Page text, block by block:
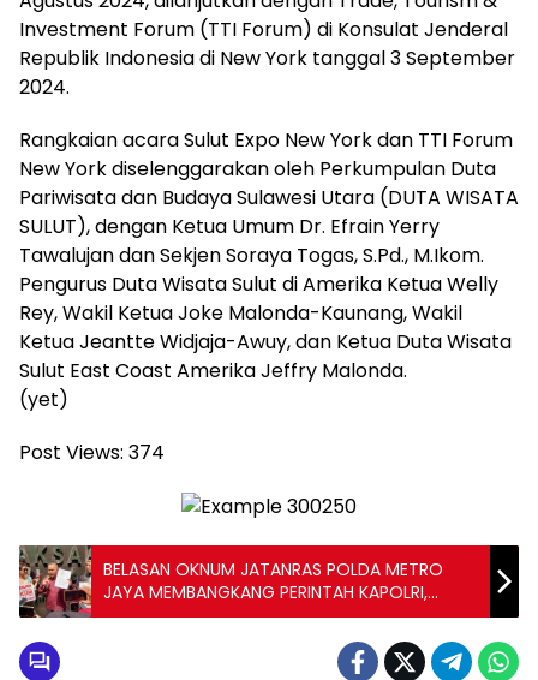
Investment Forum (TTI Forum) di Konsulat Jenderal
Republik Indonesia di New York tanggal 3 September
2024.
Rangkaian acara Sulut Expo New York dan TTI Forum
New York diselenggarakan oleh Perkumpulan Duta
Pariwisata dan Budaya Sulawesi Utara (DUTA WISATA
SULUT), dengan Ketua Umum Dr. Efrain Yerry
Tawalujan dan Sekjen Soraya Togas, S.Pd., M.Ikom.
Pengurus Duta Wisata Sulut di Amerika Ketua Welly
Rey, Wakil Ketua Joke Malonda-Kaunang, Wakil
Ketua Jeantte Widjaja-Awuy, dan Ketua Duta Wisata
Sulut East Coast Amerika Jeffry Malonda.
(yet)
Post Views: 374
BELASAN OKNUM JATANRAS POLDA METRO
JAYA MEMBANGKANG PERINTAH KAPOLRI,
KEPUNG KANTOR KUASA HUKUM IKE FARIDA
(LAGI-LAGI POLISI KRIMINALISASI ADVOKAT)